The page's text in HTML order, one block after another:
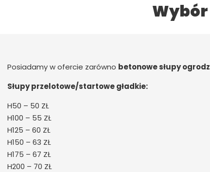
Posiadamy w ofercie zarówno betonowe słupy
Słupy przelotowe/startowe gładkie:
H50 – 50 ZŁ
H100 – 55 ZŁ
H125 – 60 ZŁ
H150 – 63 ZŁ
H175 – 67 ZŁ
H200 – 70 ZŁ